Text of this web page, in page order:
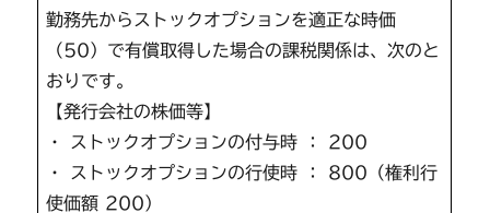
勤務先からストックオプションを適正な時価
（50）で有償取得した場合の課税関係は、次のと
おりです。
【発行会社の株価等】
・ ストックオプションの付与時 ： 200
・ ストックオプションの行使時 ： 800（権利行
使価額 200）